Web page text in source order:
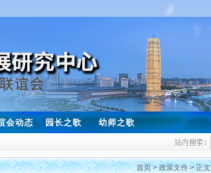
会动态 园长之歌 幼师之歌
首页>政策文件> 正文